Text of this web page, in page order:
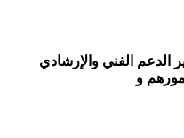
الفني والإرشادي
و